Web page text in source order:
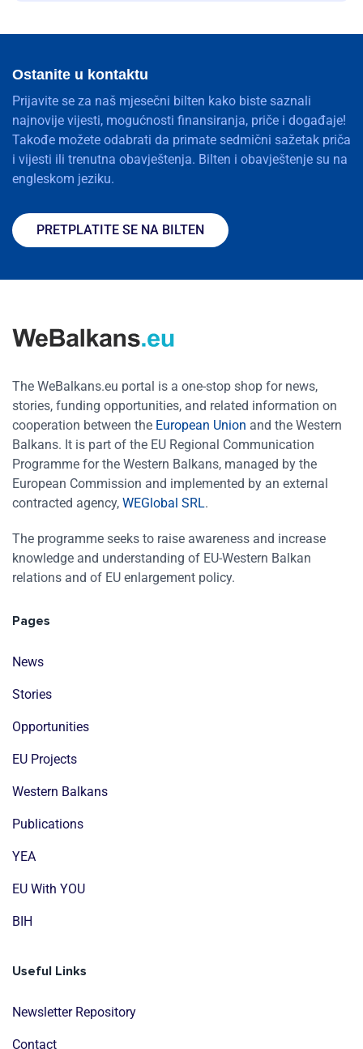
Ostanite u kontaktu
Prijavite se za naš mjesečni bilten kako biste saznali
najnovije vijesti, mogućnosti finansiranja, priče i događaje!
Takođe možete odabrati da primate sedmični sažetak priča
i vijesti ili trenutna obavještenja. Bilten i obavještenje su na
engleskom jeziku.
PRETPLATITE SE NA BILTEN
The WeBalkans.eu portal is a one-stop shop for news,
stories, funding opportunities, and related information on
cooperation between the European Union and the Western
Balkans. It is part of the EU Regional Communication
Programme for the Western Balkans, managed by the
European Commission and implemented by an external
contracted agency, WEGlobal SRL.
The programme seeks to raise awareness and increase
knowledge and understanding of EU-Western Balkan
relations and of EU enlargement policy.
Pages
News
Stories
Opportunities
EU Projects
Western Balkans
Publications
YEA
EU With YOU
BIH
Useful Links
Newsletter Repository
Contact